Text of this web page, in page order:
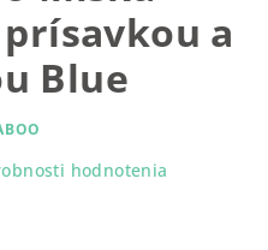
a
Blue
hodnotenia